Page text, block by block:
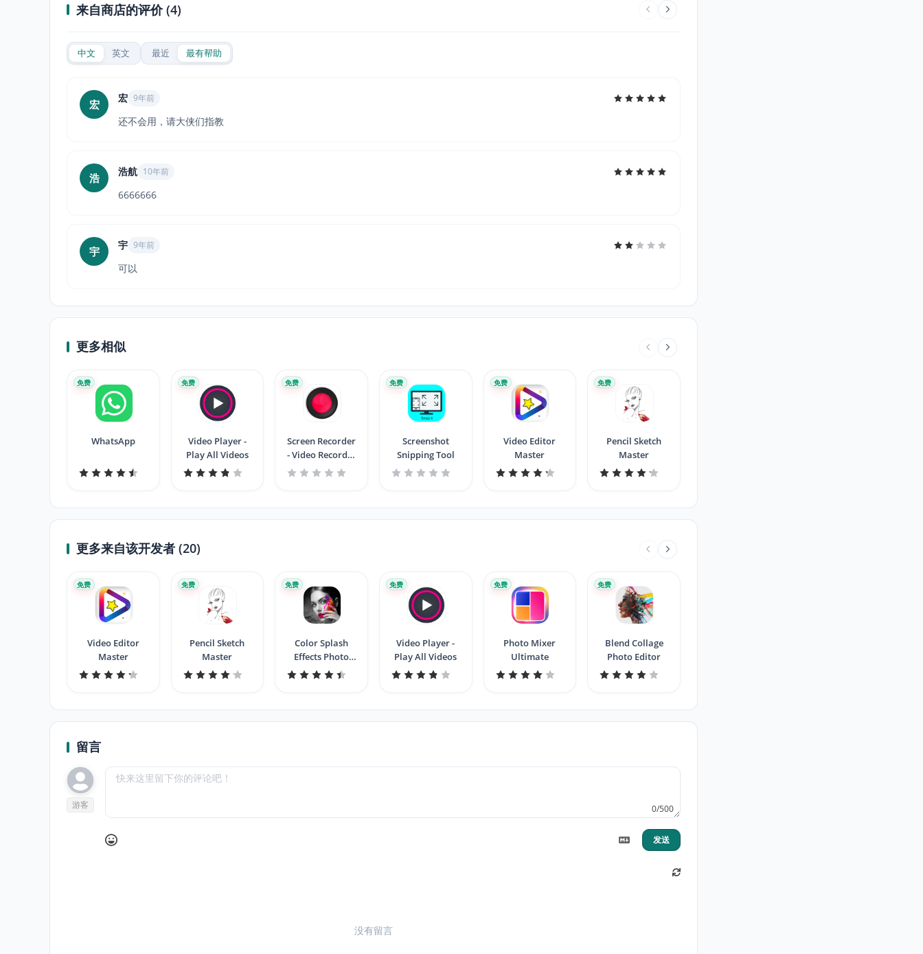
来自商店的评价 (4)
中文 英文 最近 最有帮助
宏 宏 9年前
还不会用，请大侠们指教
浩 浩航 10年前
6666666
宇 宇 9年前
可以
更多相似
WhatsApp
免费
Video Player -
Play All Videos
免费
Screen Recorder
- Video Recorder
for Windows 11
免费
Screenshot
Snipping Tool
免费
Video Editor
Master
免费
Pencil Sketch
Master
免费
更多来自该开发者 (20)
Video Editor
Master
免费
Pencil Sketch
Master
免费
Color Splash
Effects Photo
Editor
免费
Video Player -
Play All Videos
免费
Photo Mixer
Ultimate
免费
Blend Collage
Photo Editor
免费
留言
游客 0/500
发送
没有留言